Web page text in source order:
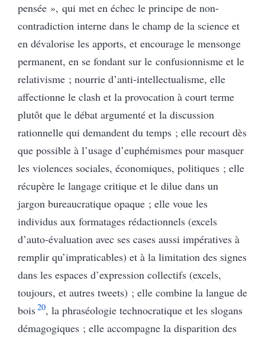
pensée », qui met en échec le principe de non-
contradiction interne dans le champ de la science et
en dévalorise les apports, et encourage le mensonge
permanent, en se fondant sur le confusionnisme et le
relativisme ; nourrie d’anti-intellectualisme, elle
affectionne le clash et la provocation à court terme
plutôt que le débat argumenté et la discussion
rationnelle qui demandent du temps ; elle recourt dès
que possible à l’usage d’euphémismes pour masquer
les violences sociales, économiques, politiques ; elle
récupère le langage critique et le dilue dans un
jargon bureaucratique opaque ; elle voue les
individus aux formatages rédactionnels (excels
d’auto-évaluation avec ses cases aussi impératives à
remplir qu’impraticables) et à la limitation des signes
dans les espaces d’expression collectifs (excels,
toujours, et autres tweets) ; elle combine la langue de
bois20, la phraséologie technocratique et les slogans
démagogiques ; elle accompagne la disparition des